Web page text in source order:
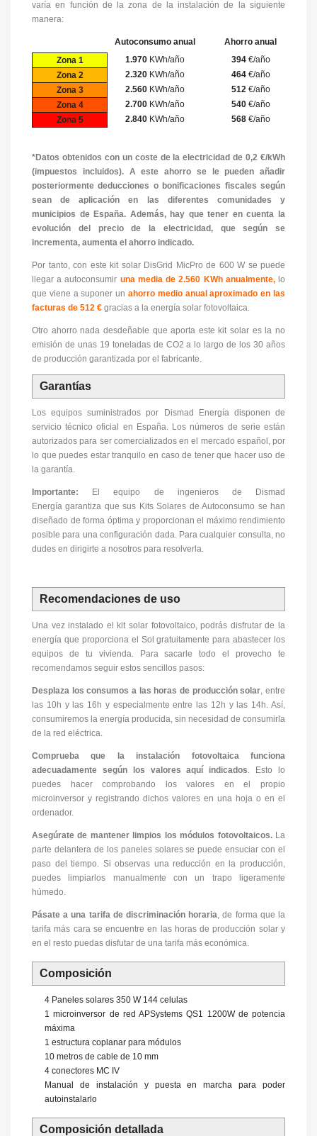
varía en función de la zona de la instalación de la siguiente
manera:
Autoconsumo anual
Ahorro anual
Zona 1
1.970 KWh/año 394 €/año
Zona 2
2.320 KWh/año 464 €/año
Zona 3
2.560 KWh/año 512 €/año
Zona 4
2.700 KWh/año 540 €/año
Zona 5
2.840 KWh/año 568 €/año
*Datos obtenidos con un coste de la electricidad de 0,2 €/kWh
(impuestos incluidos). A este ahorro se le pueden añadir
posteriormente deducciones o bonificaciones fiscales según
sean de aplicación en las diferentes comunidades y
municipios de España. Además, hay que tener en cuenta la
evolución del precio de la electricidad, que según se
incrementa, aumenta el ahorro indicado.
Por tanto, con este kit solar DisGrid MicPro de 600 W se puede
llegar a autoconsumir una media de 2.560 KWh anualmente,lo
que viene a suponer un ahorro medio anual aproximado en las
facturas de 512 € gracias a la energía solar fotovoltaica.
Otro ahorro nada desdeñable que aporta este kit solar es la no
emisión de unas 19 toneladas de CO2 a lo largo de los 30 años
de producción garantizada por el fabricante.
Garantías
Los equipos suministrados por Dismad Energía disponen de
servicio técnico oficial en España. Los números de serie están
autorizados para ser comercializados en el mercado español, por
lo que puedes estar tranquilo en caso de tener que hacer uso de
la garantía.
Importante: El equipo de ingenieros de Dismad
Energía garantiza que sus Kits Solares de Autoconsumo se han
diseñado de forma óptima y proporcionan el máximo rendimiento
posible para una configuración dada. Para cualquier consulta, no
dudes en dirigirte a nosotros para resolverla.
Recomendaciones de uso
Una vez instalado el kit solar fotovoltaico, podrás disfrutar de la
energía que proporciona el Sol gratuitamente para abastecer los
equipos de tu vivienda. Para sacarle todo el provecho te
recomendamos seguir estos sencillos pasos:
Desplaza los consumos a las horas de producción solar, entre
las 10h y las 16h y especialmente entre las 12h y las 14h. Así,
consumiremos la energía producida, sin necesidad de consumirla
de la red eléctrica.
Comprueba que la instalación fotovoltaica funciona
adecuadamente según los valores aquí indicados. Esto lo
puedes hacer comprobando los valores en el propio
microinversor y registrando dichos valores en una hoja o en el
ordenador.
Asegúrate de mantener limpios los módulos fotovoltaicos.La
parte delantera de los paneles solares se puede ensuciar con el
paso del tiempo. Si observas una reducción en la producción,
puedes limpiarlos manualmente con un trapo ligeramente
húmedo.
Pásate a una tarifa de discriminación horaria, de forma que la
tarifa más cara se encuentre en las horas de producción solar y
en el resto puedas disfutar de una tarifa más económica.
Composición
4 Paneles solares 350 W 144 celulas
1 microinversor de red APSystems QS1 1200W de potencia
máxima
1 estructura coplanar para módulos
10 metros de cable de 10 mm
4 conectores MC IV
Manual de instalación y puesta en marcha para poder
autoinstalarlo
Composición detallada